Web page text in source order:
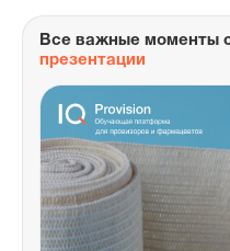
Все важные моменты
презентации